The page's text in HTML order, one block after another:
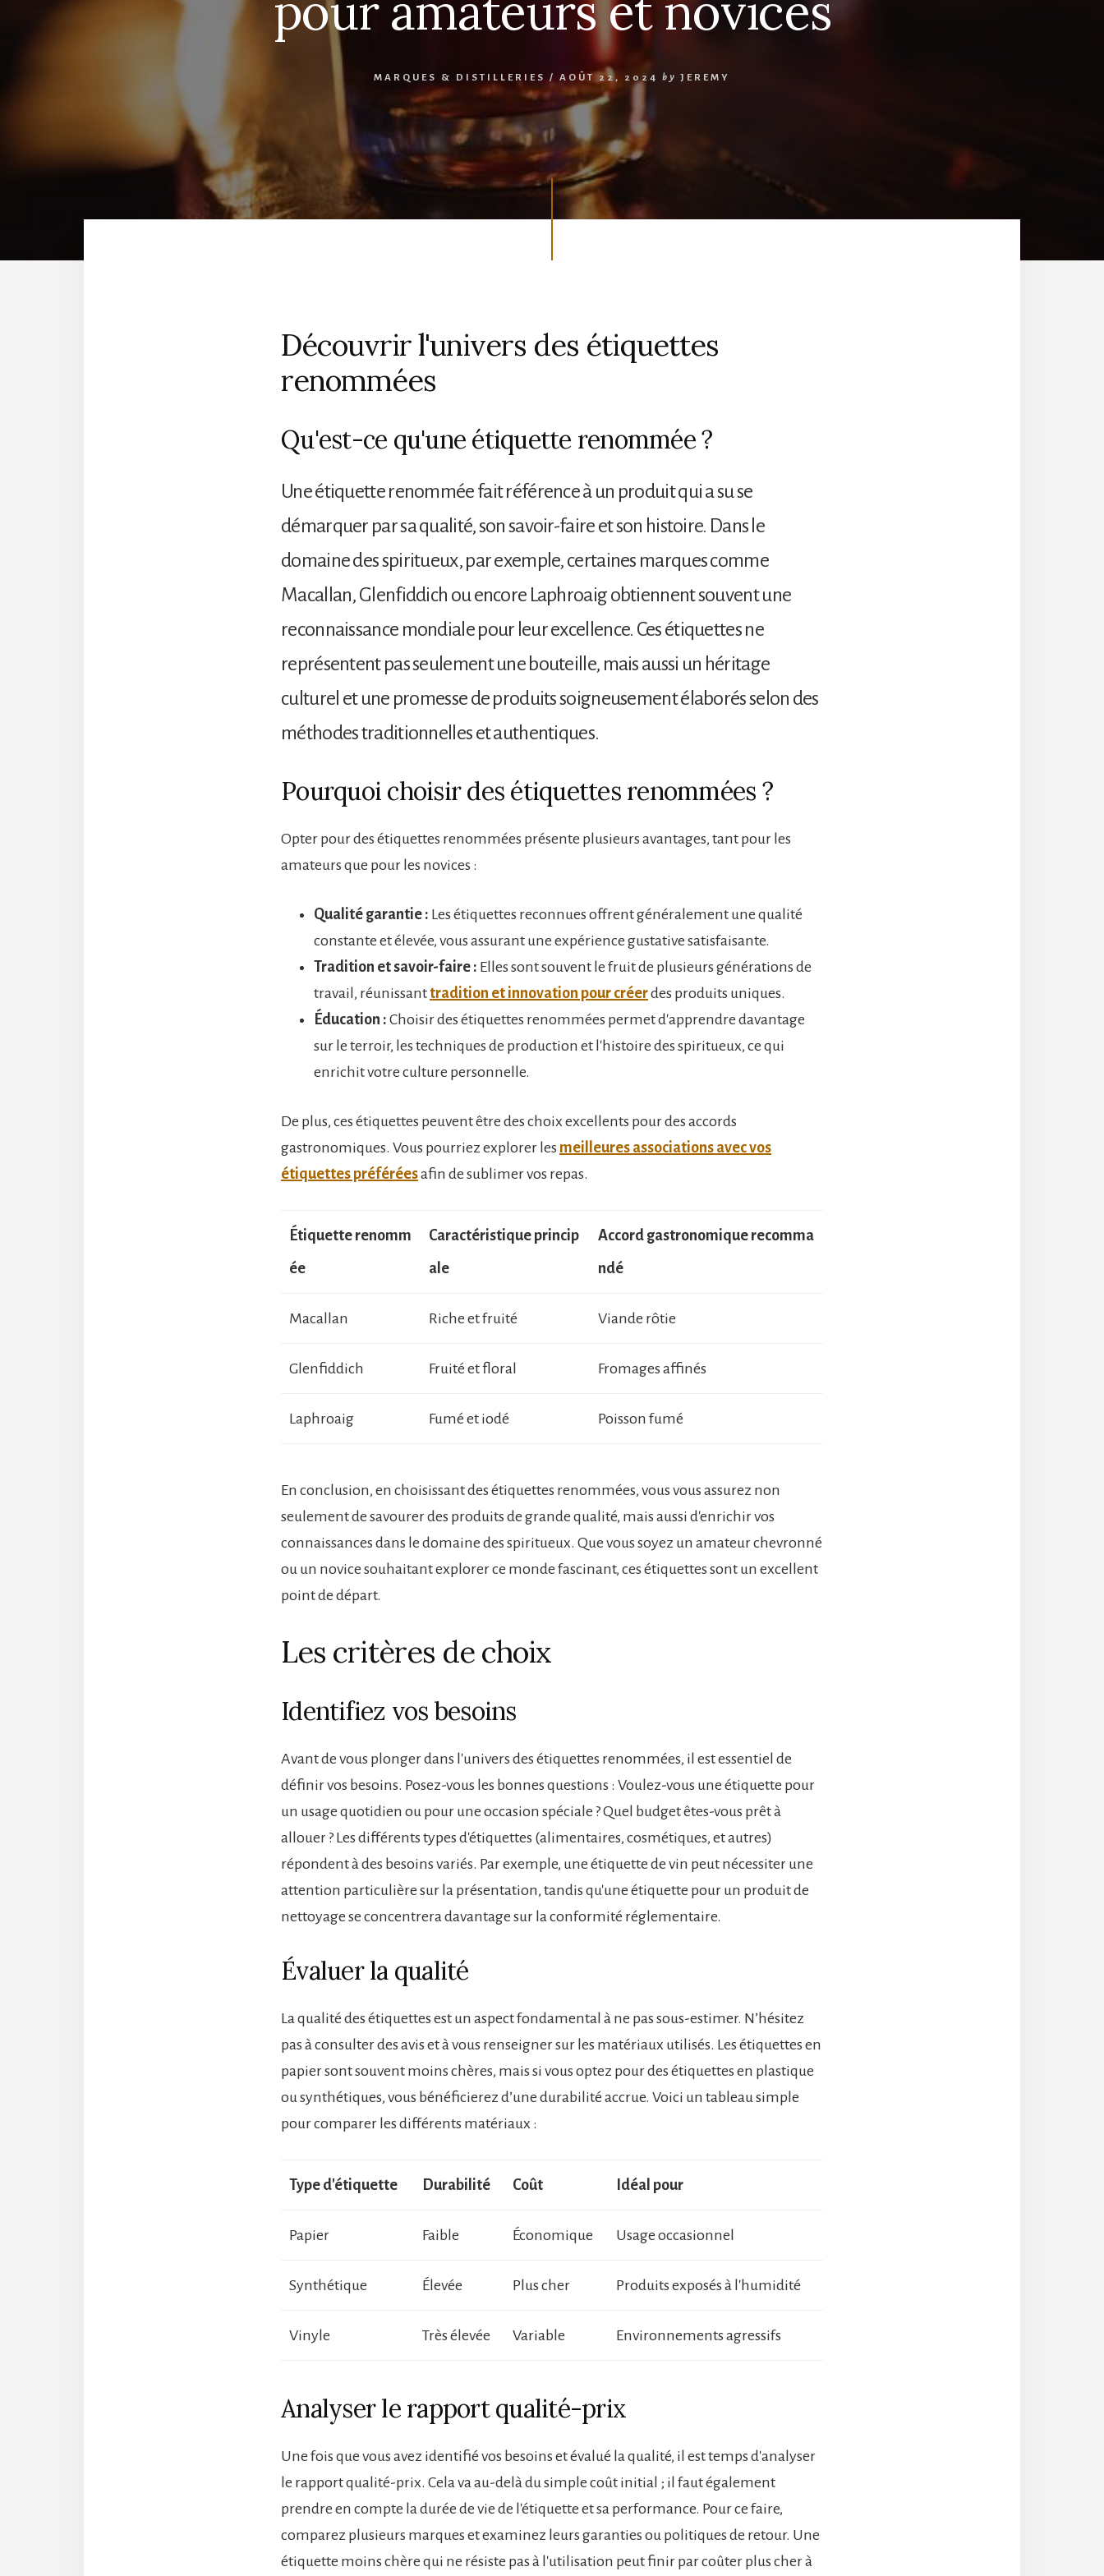
MARQUES & DISTILLERIES / AOÛT 22, 2024 by JEREMY
Découvrir l'univers des étiquettes
renommées
Qu'est-ce qu'une étiquette renommée ?
Une étiquette renommée fait référence à un produit qui a su se
démarquer par sa qualité, son savoir-faire et son histoire. Dans le
domaine des spiritueux, par exemple, certaines marques comme
Macallan, Glenfiddich ou encore Laphroaig obtiennent souvent une
reconnaissance mondiale pour leur excellence. Ces étiquettes ne
représentent pas seulement une bouteille, mais aussi un héritage
culturel et une promesse de produits soigneusement élaborés selon des
méthodes traditionnelles et authentiques.
Pourquoi choisir des étiquettes renommées ?
Opter pour des étiquettes renommées présente plusieurs avantages, tant pour les
amateurs que pour les novices :
Qualité garantie : Les étiquettes reconnues offrent généralement une qualité
constante et élevée, vous assurant une expérience gustative satisfaisante.
Tradition et savoir-faire : Elles sont souvent le fruit de plusieurs générations de
travail, réunissanttradition et innovation pour créerdes produits uniques.
Éducation : Choisir des étiquettes renommées permet d'apprendre davantage
sur le terroir, les techniques de production et l'histoire des spiritueux, ce qui
enrichit votre culture personnelle.
De plus, ces étiquettes peuvent être des choix excellents pour des accords
gastronomiques. Vous pourriez explorer les meilleures associations avec vos
étiquettes préféréesafin de sublimer vos repas.
Étiquette renomm
ée
Caractéristique princip
ale
Accord gastronomique recomma
ndé
Macallan Riche et fruité Viande rôtie
Glenfiddich Fruité et floral Fromages affinés
Laphroaig Fumé et iodé Poisson fumé
En conclusion, en choisissant des étiquettes renommées, vous vous assurez non
seulement de savourer des produits de grande qualité, mais aussi d'enrichir vos
connaissances dans le domaine des spiritueux. Que vous soyez un amateur chevronné
ou un novice souhaitant explorer ce monde fascinant, ces étiquettes sont un excellent
point de départ.
Les critères de choix
Identifiez vos besoins
Avant de vous plonger dans l'univers des étiquettes renommées, il est essentiel de
définir vos besoins. Posez-vous les bonnes questions : Voulez-vous une étiquette pour
un usage quotidien ou pour une occasion spéciale ? Quel budget êtes-vous prêt à
allouer ? Les différents types d'étiquettes (alimentaires, cosmétiques, et autres)
répondent à des besoins variés. Par exemple, une étiquette de vin peut nécessiter une
attention particulière sur la présentation, tandis qu'une étiquette pour un produit de
nettoyage se concentrera davantage sur la conformité réglementaire.
Évaluer la qualité
La qualité des étiquettes est un aspect fondamental à ne pas sous-estimer. N’hésitez
pas à consulter des avis et à vous renseigner sur les matériaux utilisés. Les étiquettes en
papier sont souvent moins chères, mais si vous optez pour des étiquettes en plastique
ou synthétiques, vous bénéficierez d’une durabilité accrue. Voici un tableau simple
pour comparer les différents matériaux :
Type d'étiquette Durabilité Coût Idéal pour
Papier Faible Économique Usage occasionnel
Synthétique Élevée Plus cher Produits exposés à l'humidité
Vinyle Très élevée Variable Environnements agressifs
Analyser le rapport qualité-prix
Une fois que vous avez identifié vos besoins et évalué la qualité, il est temps d'analyser
le rapport qualité-prix. Cela va au-delà du simple coût initial ; il faut également
prendre en compte la durée de vie de l'étiquette et sa performance. Pour ce faire,
comparez plusieurs marques et examinez leurs garanties ou politiques de retour. Une
étiquette moins chère qui ne résiste pas à l'utilisation peut finir par coûter plus cher à